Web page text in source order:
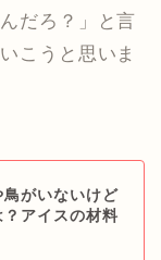
だろ？」と言
こうと思いま
鳥がいないけど
アイスの材料